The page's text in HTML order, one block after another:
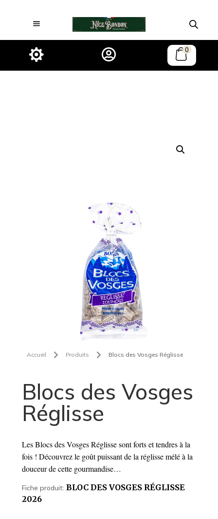
  0
Accueil  Produits  Blocs des Vosges Réglisse
Blocs des Vosges
Réglisse
Les Blocs des Vosges Réglisse sont forts et tendres à la
fois ! Découvrez le goût puissant de la réglisse mélé à la
douceur de cette gourmandise…
Fiche produit: BLOC DES VOSGES RÉGLISSE
2026